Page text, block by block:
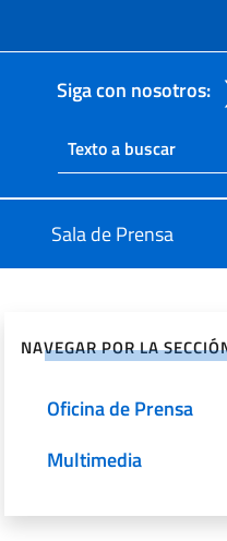
Siga con nosotros:
Ricerca
Buscar en el sitio
Sala de Prensa
NAVEGAR POR LA
Oficina de Prensa
Multimedia